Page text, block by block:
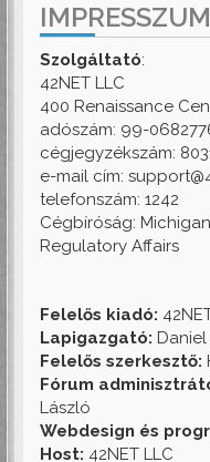
IMPRESSZUM
Szolgáltató:
42NET LLC
400 Renaissance
adószám: 99-
cégjegyzékszám:
e-mail cím:
telefonszám: 1242
Cégbíróság:
Regulatory Affairs
Felelős kiadó:
Lapigazgató: Daniel
Felelős szerkesztő:
Fórum
László
Webdesign és
Host: 42NET LLC